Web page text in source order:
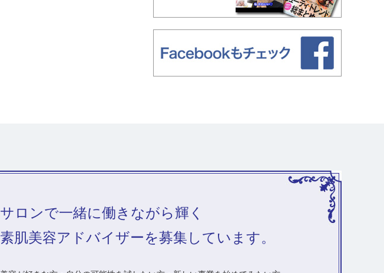
サロンで一緒に働きながら輝く
素肌美容アドバイザーを募集しています。